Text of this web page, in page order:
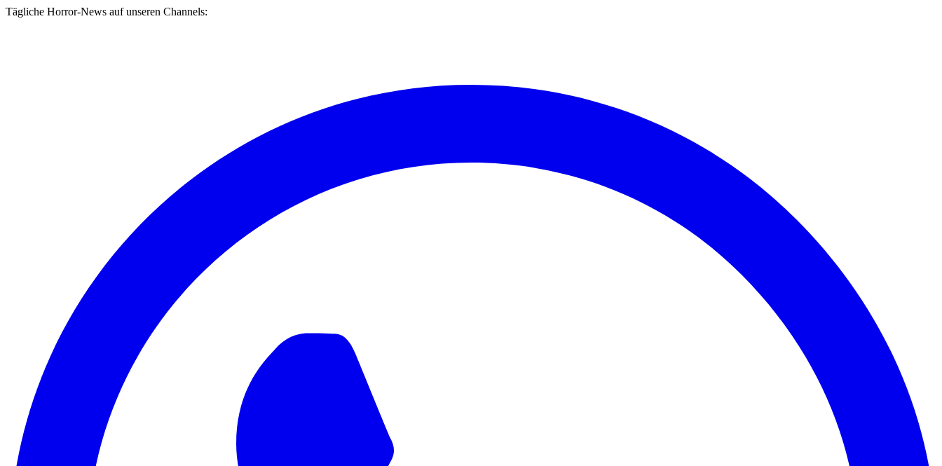
Tägliche Horror-News auf unseren Channels: